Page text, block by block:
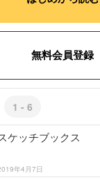
無料会員登録
1 - 6
ケッチブックス
年4月7日